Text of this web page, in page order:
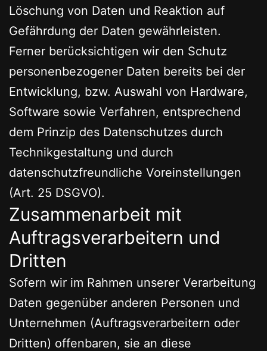
Löschung von Daten und Reaktion auf
Gefährdung der Daten gewährleisten.
Ferner berücksichtigen wir den Schutz
personenbezogener Daten bereits bei der
Entwicklung, bzw. Auswahl von Hardware,
Software sowie Verfahren, entsprechend
dem Prinzip des Datenschutzes durch
Technikgestaltung und durch
datenschutzfreundliche Voreinstellungen
(Art. 25 DSGVO).
Zusammenarbeit mit
Auftragsverarbeitern und
Dritten
Sofern wir im Rahmen unserer Verarbeitung
Daten gegenüber anderen Personen und
Unternehmen (Auftragsverarbeitern oder
Dritten) offenbaren, sie an diese